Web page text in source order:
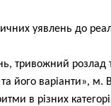
уявлень до
тривожний розлад
його варіанти», м.
в різних